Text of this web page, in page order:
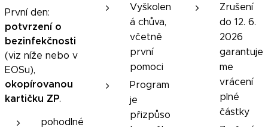
První den:
potvrzení o
bezinfekčnosti
(viz níže nebo v
EOSu),
okopírovanou
kartičku ZP.
pohodlné
Vyškolen
á chůva,
včetně
první
pomoci
Program
je
přizpůso
Zrušení
do 12. 6.
2026
garantuje
me
vrácení
plné
částky